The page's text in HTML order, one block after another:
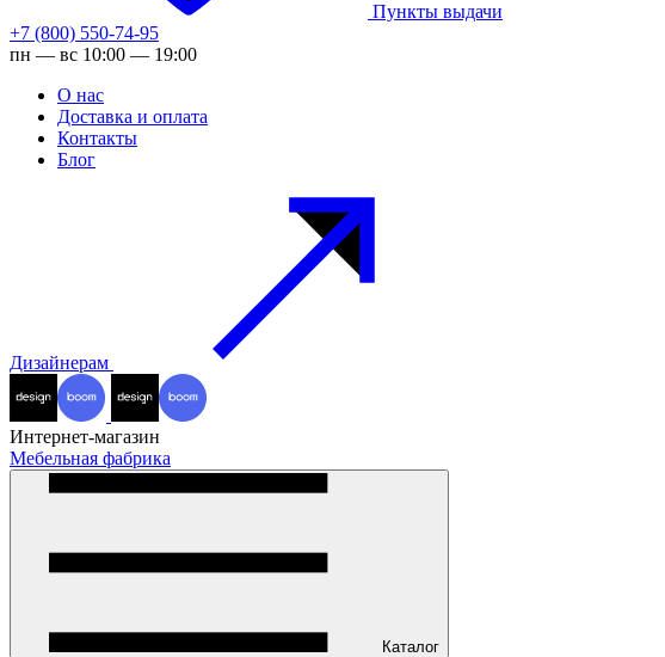
Пункты выдачи
+7 (800) 550-74-95
пн — вс 10:00 — 19:00
О нас
Доставка и оплата
Контакты
Блог
Дизайнерам
Интернет-магазин
Мебельная фабрика
Каталог